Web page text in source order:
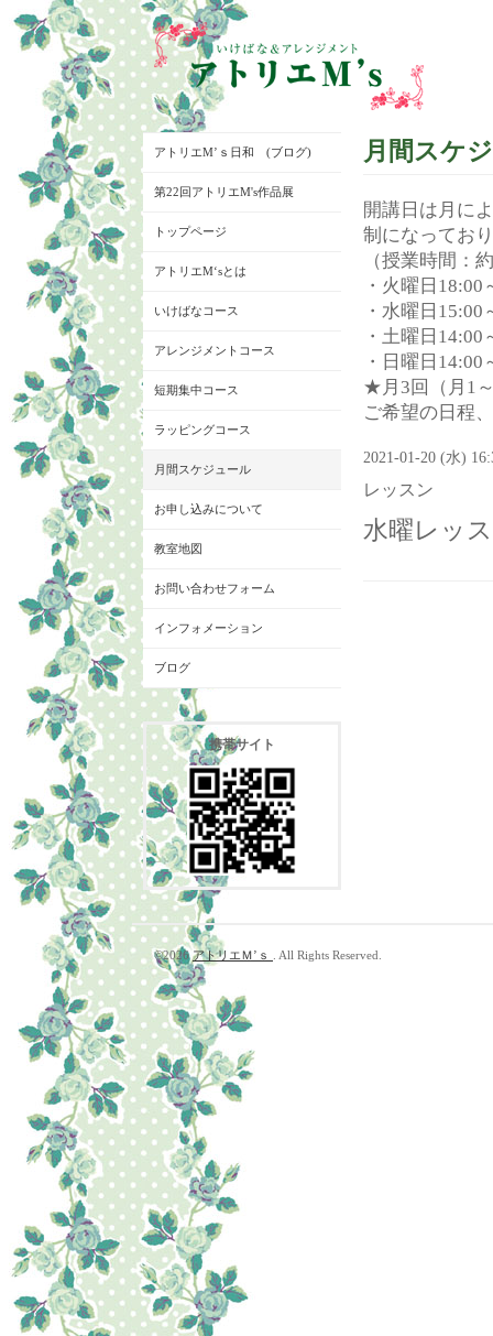
月間スケ
開講日は月に
制になってお
（授業時間：
・火曜日18:00
・水曜日15:00
・土曜日14:00
・日曜日14:00
★月3回（月1
ご希望の日程
2021-01-20 (水)
レッスン
水曜レッ
アトリエM’ｓ日和 (ブログ)
第22回アトリエM's作品展
トップページ
アトリエM‘sとは
いけばなコース
アレンジメントコース
短期集中コース
ラッピングコース
月間スケジュール
お申し込みについて
教室地図
お問い合わせフォーム
インフォメーション
ブログ
携帯サイト
©2026アトリエＭ’ｓ . All Rights Reserved.